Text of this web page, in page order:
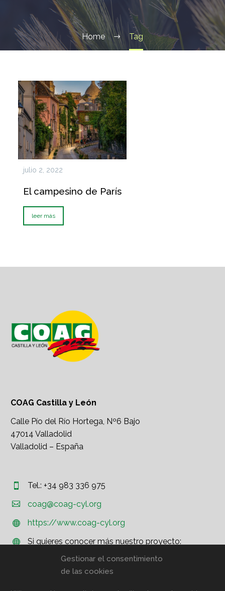
Gestionar el consentimiento
de las cookies
Home Tag
julio 2, 2022
El campesino de París
leer más
COAG Castilla y León
Calle Pío del Río Hortega, Nº6 Bajo
47014 Valladolid
Valladolid – España

 Tel.: +34 983 336 975

 coag@coag-cyl.org

 https://www.coag-cyl.org


Si quieres conocer más nuestro proyecto:
http://www.coag.org